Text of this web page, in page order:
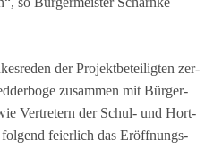
der Pro­jekt­be­tei­lig­ten zer­
zusam­men mit Bür­ger­
Ver­tre­tern der Schul- und Hort­
fei­er­lich das Eröff­nungs­